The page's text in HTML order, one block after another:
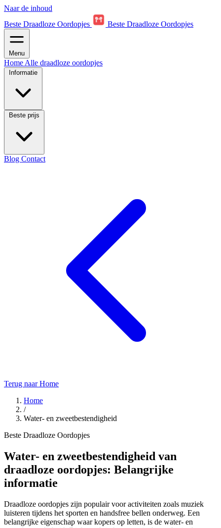
Naar de inhoud
Beste Draadloze Oordopjes
Beste Draadloze Oordopjes
Menu
Home Alle draadloze oordopjes
Informatie
Beste prijs
Blog Contact
Terug naar Home
Home
/
Water- en zweetbestendigheid
Beste Draadloze Oordopjes
Water- en zweetbestendigheid van
draadloze oordopjes: Belangrijke
informatie
Draadloze oordopjes zijn populair voor activiteiten zoals muziek
luisteren tijdens het sporten en handsfree bellen onderweg. Een
belangrijke eigenschap waar kopers op letten, is de water- en